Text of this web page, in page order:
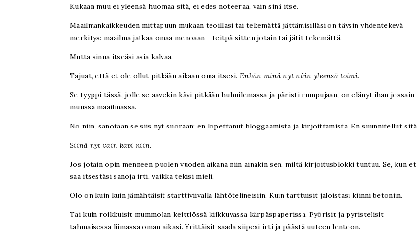
Kukaan muu ei yleensä huomaa sitä, ei edes noteeraa, vain sinä itse.
Maailmankaikkeuden mittapuun mukaan teoillasi tai tekemättä jättämisilläsi on täysin yhdentekevä
merkitys: maailma jatkaa omaa menoaan - teitpä sitten jotain tai jätit tekemättä.
Mutta sinua itseäsi asia kalvaa.
Tajuat, että et ole ollut pitkään aikaan oma itsesi. Enhän minä nyt näin yleensä toimi.
Se tyyppi tässä, jolle se aavekin kävi pitkään huhuilemassa ja päristi rumpujaan, on elänyt ihan jossain
muussa maailmassa.
No niin, sanotaan se siis nyt suoraan: en lopettanut bloggaamista ja kirjoittamista. En suunnitellut sitä.
Siinä nyt vain kävi niin.
Jos jotain opin menneen puolen vuoden aikana niin ainakin sen, miltä kirjoitusblokki tuntuu. Se, kun et
saa itsestäsi sanoja irti, vaikka tekisi mieli.
Olo on kuin kuin jämähtäisit starttiviivalla lähtötelineisiin. Kuin tarttuisit jaloistasi kiinni betoniin.
Tai kuin roikkuisit mummolan keittiössä kiikkuvassa kärpäspaperissa. Pyörisit ja pyristelisit
tahmaisessa liimassa oman aikasi. Yrittäisit saada siipesi irti ja päästä uuteen lentoon.